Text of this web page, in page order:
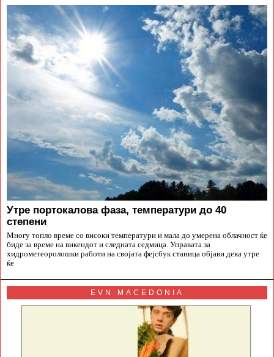
Утре портокалова фаза, температури до 40
степени
Многу топло време со високи температури и мала до умерена облачност ќе
биде за време на викендот и следната седмица. Управата за
хидрометеоролошки работи на својата фејсбук станица објави дека утре
ќе
EVN MACEDONIA